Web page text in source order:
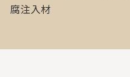
腐注入材